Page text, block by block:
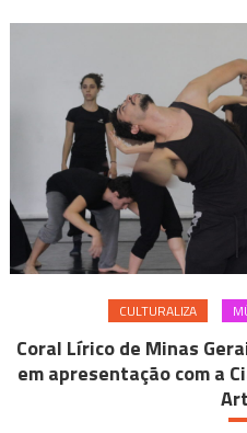
CULTURALIZA
Coral Lírico de Minas
em apresentação com a